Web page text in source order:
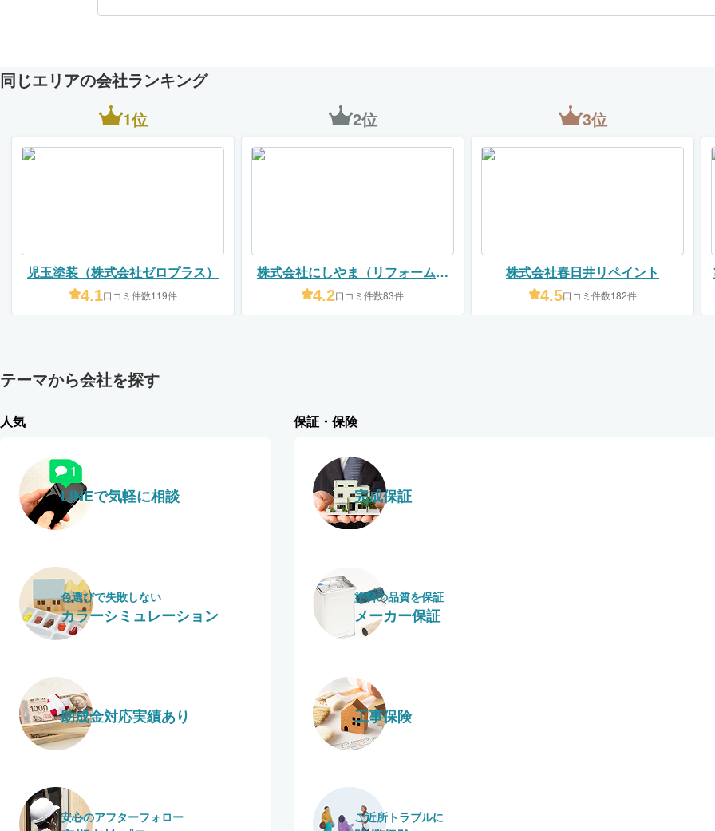
同じエリアの会社ランキング
1位
児玉塗装（株式会社ゼロプラス）
4.1口コミ件数119件
2位
株式会社にしやま（リフォームス
タジオ ニシヤマ）
4.2口コミ件数83件
3位
株式会社春日井リペイント
4.5口コミ件数182件
テーマから会社を探す
人気
LINEで気軽に相談
色選びで失敗しない
カラーシミュレーション
助成金対応実績あり
安心のアフターフォロー
保証・保険
完成保証
塗料の​品質を​保証
メーカー保証
工事保険
ご近所トラブルに